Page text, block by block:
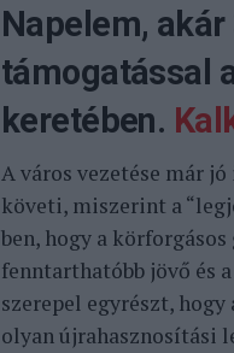
Napelem,
támogatással
keretében.
A város vezetése már
követi, miszerint a
ben, hogy a
fenntarthatóbb jövő és
szerepel egyrészt,
olyan újrahasznosítási